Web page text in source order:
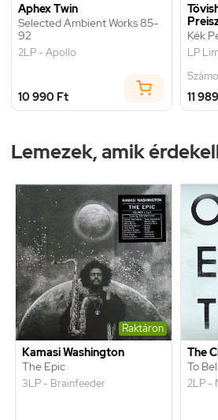
Aphex Twin
Selected Ambient Works 85-
92
2LP - Apollo
10 990 Ft
Kék
LP
11
Lemezek, amik
Raktáron
Kamasi Washington
The Epic
3LP - Brainfeeder
The
To
2LP -